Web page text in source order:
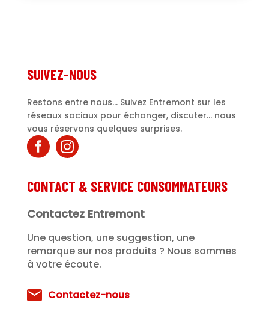
SUIVEZ-NOUS
Restons entre nous... Suivez Entremont sur les
réseaux sociaux pour échanger, discuter... nous
vous réservons quelques surprises.
CONTACT & SERVICE CONSOMMATEURS
Contactez Entremont
Une question, une suggestion, une
remarque sur nos produits ? Nous sommes
à votre écoute.
Contactez-nous